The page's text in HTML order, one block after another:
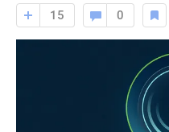
15 0